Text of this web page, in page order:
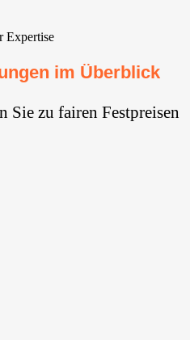
im Überblick
Sie zu fairen Festpreisen